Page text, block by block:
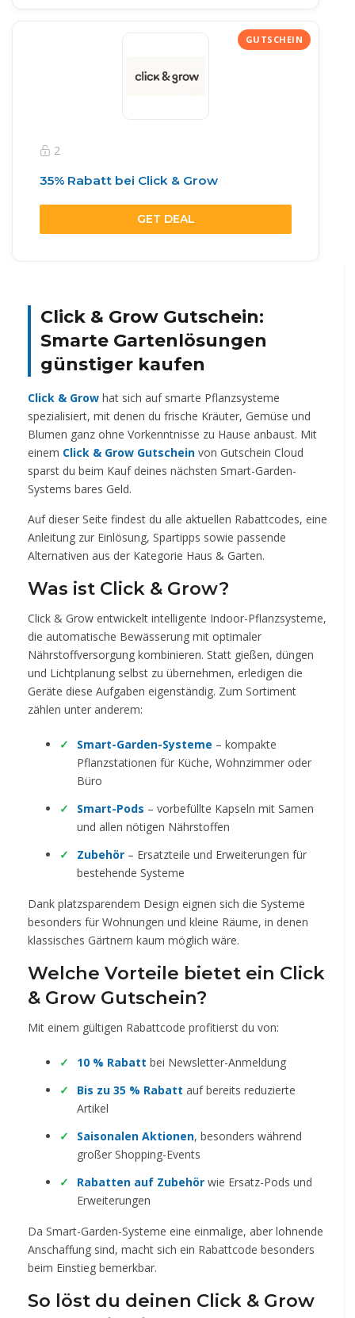
2
35% Rabatt bei Click & Grow
GET DEAL
Click & Grow Gutschein:
Smarte Gartenlösungen
günstiger kaufen
Click & Grow hat sich auf smarte Pflanzsysteme
spezialisiert, mit denen du frische Kräuter, Gemüse und
Blumen ganz ohne Vorkenntnisse zu Hause anbaust. Mit
einem Click & Grow Gutschein von Gutschein Cloud
sparst du beim Kauf deines nächsten Smart-Garden-
Systems bares Geld.
Auf dieser Seite findest du alle aktuellen Rabattcodes, eine
Anleitung zur Einlösung, Spartipps sowie passende
Alternativen aus der Kategorie Haus & Garten.
Was ist Click & Grow?
Click & Grow entwickelt intelligente Indoor-Pflanzsysteme,
die automatische Bewässerung mit optimaler
Nährstoffversorgung kombinieren. Statt gießen, düngen
und Lichtplanung selbst zu übernehmen, erledigen die
Geräte diese Aufgaben eigenständig. Zum Sortiment
zählen unter anderem:
Smart-Garden-Systeme – kompakte
Pflanzstationen für Küche, Wohnzimmer oder
Büro
Smart-Pods – vorbefüllte Kapseln mit Samen
und allen nötigen Nährstoffen
Zubehör – Ersatzteile und Erweiterungen für
bestehende Systeme
Dank platzsparendem Design eignen sich die Systeme
besonders für Wohnungen und kleine Räume, in denen
klassisches Gärtnern kaum möglich wäre.
Welche Vorteile bietet ein Click
& Grow Gutschein?
Mit einem gültigen Rabattcode profitierst du von:
10 % Rabatt bei Newsletter-Anmeldung
Bis zu 35 % Rabatt auf bereits reduzierte
Artikel
Saisonalen Aktionen, besonders während
großer Shopping-Events
Rabatten auf Zubehör wie Ersatz-Pods und
Erweiterungen
Da Smart-Garden-Systeme eine einmalige, aber lohnende
Anschaffung sind, macht sich ein Rabattcode besonders
beim Einstieg bemerkbar.
So löst du deinen Click & Grow